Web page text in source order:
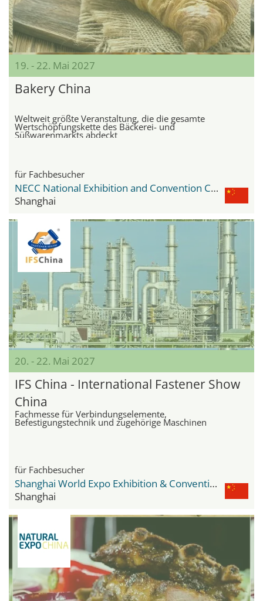
19. - 22. Mai 2027
Bakery China
Weltweit größte Veranstaltung, die die gesamte
Wertschöpfungskette des Bäckerei- und
Süßwarenmarkts abdeckt
für Fachbesucher
NECC National Exhibition and Convention Center
Shanghai
20. - 22. Mai 2027
IFS China - International Fastener Show
China
Fachmesse für Verbindungselemente,
Befestigungstechnik und zugehörige Maschinen
für Fachbesucher
Shanghai World Expo Exhibition & Convention Center
Shanghai